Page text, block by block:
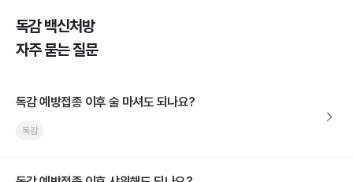
독감 백신처방
자주 묻는 질문
독감 예방접종 이후 술 마셔도 되나요?
독감